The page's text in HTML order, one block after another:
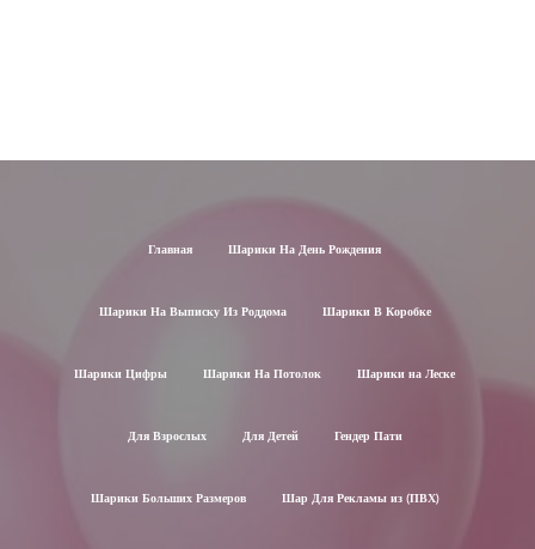
Главная Шарики На День Рождения
Шарики На Выписку Из Роддома Шарики В Коробке
Шарики Цифры Шарики На Потолок Шарики на Леске
Для Взрослых Для Детей Гендер Пати
Шарики Больших Размеров Шар Для Рекламы из (ПВХ)